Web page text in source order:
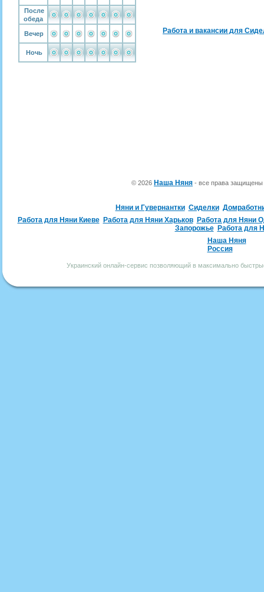
После
обеда
Вечер
Ночь
Работа и вакансии для
© 2026 Наша Няня - все права
Няни и Гувернантки Сиделки
Работа для Няни Киеве
Работа для Няни Харьков
Работа для Няни
Запорожье
Работа для
Наша Няня
Россия
Украинский онлайн-сервис позволяющий в максимально